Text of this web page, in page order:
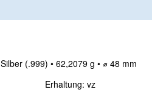
Silber (.999) • 62,2079 g • ⌀ 48 mm
Erhaltung: vz